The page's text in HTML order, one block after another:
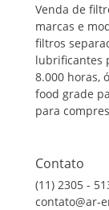
Venda de
marcas e
filtros
lubrificantes
8.000 horas,
food grade
para
Contato
(11) 2305 -
contato@ar-